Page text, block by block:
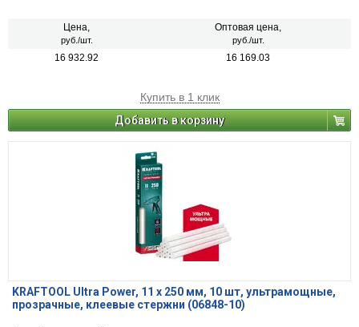
Цена,
руб./шт.
Оптовая цена,
руб./шт.
16 932.92 16 169.03
Купить в 1 клик
Добавить в корзину
KRAFTOOL Ultra Power, 11 х 250 мм, 10 шт, ультрамощные,
прозрачные, клеевые стержни (06848-10)